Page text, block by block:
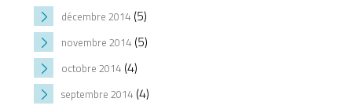
décembre 2014(5)
novembre 2014(5)
octobre 2014(4)
septembre 2014(4)